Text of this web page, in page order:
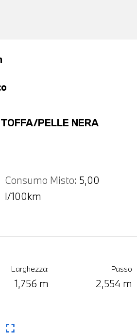
PELLE NERA
Consumo Misto: 5,00
l/100km
Larghezza:
1,756 m
Passo
2,554 m
fullscreen